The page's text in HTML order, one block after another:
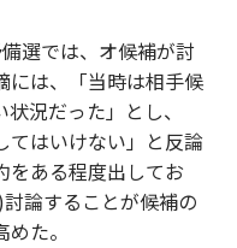
選では、オ候補が討
には、「当時は相手候
況だった」とし、
てはいけない」と反論
をある程度出してお
論することが候補の
た。